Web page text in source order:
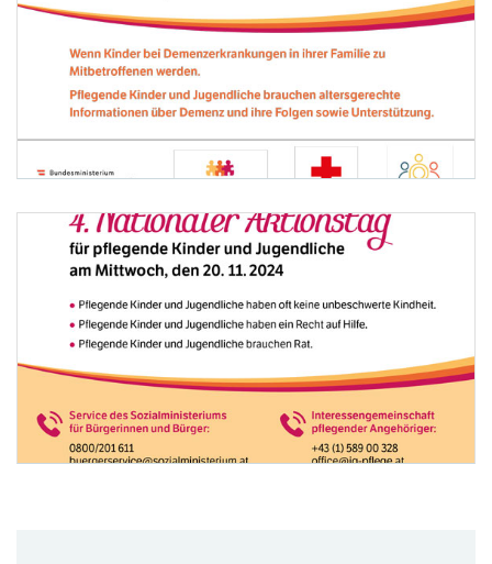
Foto 1: © IG Pflege
4. Nationaler Aktionstag für pflegende Kinder und Jugendliche am 20.11.2024